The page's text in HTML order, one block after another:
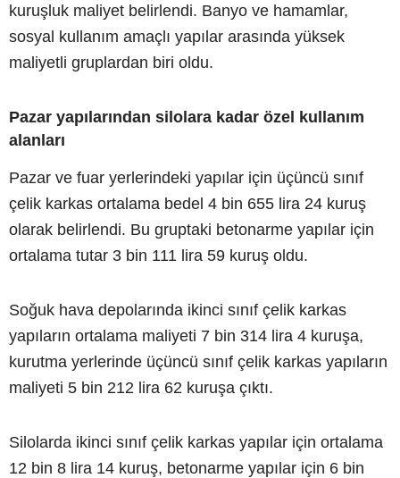
kuruşluk maliyet belirlendi. Banyo ve hamamlar,
sosyal kullanım amaçlı yapılar arasında yüksek
maliyetli gruplardan biri oldu.
Pazar yapılarından silolara kadar özel kullanım
alanları
Pazar ve fuar yerlerindeki yapılar için üçüncü sınıf
çelik karkas ortalama bedel 4 bin 655 lira 24 kuruş
olarak belirlendi. Bu gruptaki betonarme yapılar için
ortalama tutar 3 bin 111 lira 59 kuruş oldu.
Soğuk hava depolarında ikinci sınıf çelik karkas
yapıların ortalama maliyeti 7 bin 314 lira 4 kuruşa,
kurutma yerlerinde üçüncü sınıf çelik karkas yapıların
maliyeti 5 bin 212 lira 62 kuruşa çıktı.
Silolarda ikinci sınıf çelik karkas yapılar için ortalama
12 bin 8 lira 14 kuruş, betonarme yapılar için 6 bin